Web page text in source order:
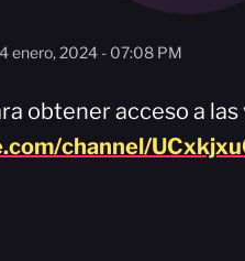
enero, 2024 - 07:08 PM
obtener acceso a las
channel/